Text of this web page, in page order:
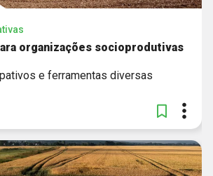
organizações socioprodutivas
e ferramentas diversas